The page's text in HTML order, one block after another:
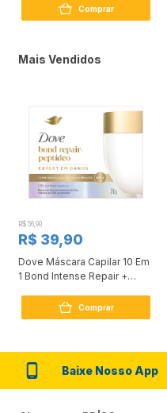
Comprar
Mais Vendidos
R$ 56,90
R$ 39,90
Dove Máscara Capilar 10 Em
1 Bond Intense Repair +
Comprar
Baixe Nosso App